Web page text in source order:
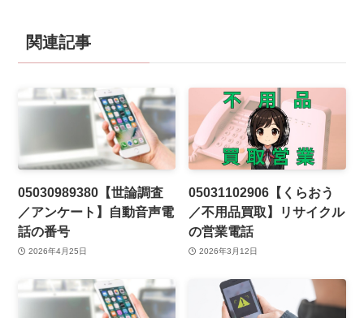
関連記事
05030989380【世論調査
／アンケート】自動音声電
話の番号
2026年4月25日
05031102906【くらおう
／不用品買取】リサイクル
の営業電話
2026年3月12日